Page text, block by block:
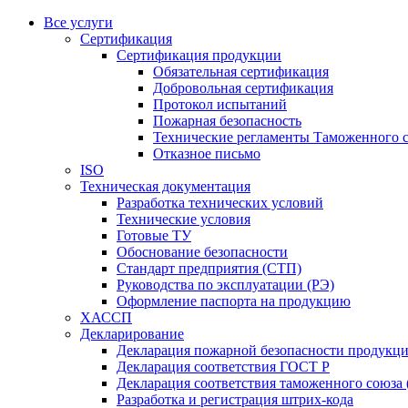
Все услуги
Сертификация
Сертификация продукции
Обязательная сертификация
Добровольная сертификация
Протокол испытаний
Пожарная безопасность
Технические регламенты Таможенного
Отказное письмо
ISO
Техническая документация
Разработка технических условий
Технические условия
Готовые ТУ
Обоснование безопасности
Стандарт предприятия (СТП)
Руководства по эксплуатации (РЭ)
Оформление паспорта на продукцию
ХАССП
Декларирование
Декларация пожарной безопасности
Декларация соответствия ГОСТ Р
Декларация соответствия таможенного
Разработка и регистрация штрих-кода